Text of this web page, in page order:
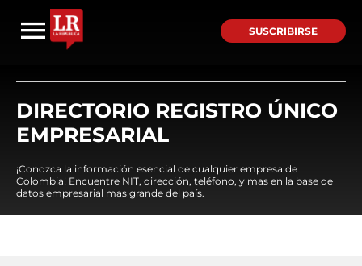
SUSCRIBIRSE
DIRECTORIO REGISTRO ÚNICO
EMPRESARIAL
¡Conozca la información esencial de cualquier empresa de
Colombia! Encuentre NIT, dirección, teléfono, y mas en la base de
datos empresarial mas grande del país.